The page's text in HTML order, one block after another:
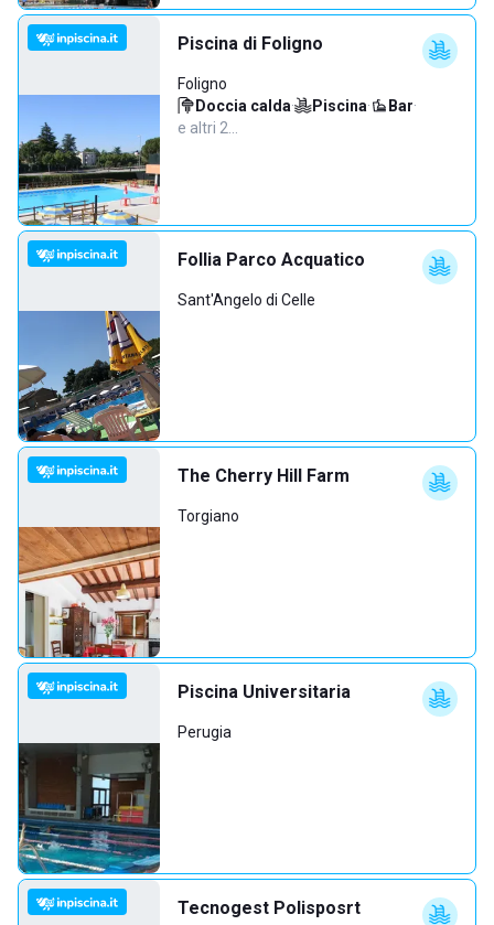
Piscina di Foligno
Foligno
Doccia calda· Piscina· Bar·
e altri 2…
Follia Parco Acquatico
Sant'Angelo di Celle
The Cherry Hill Farm
Torgiano
Piscina Universitaria
Perugia
Tecnogest Polisposrt